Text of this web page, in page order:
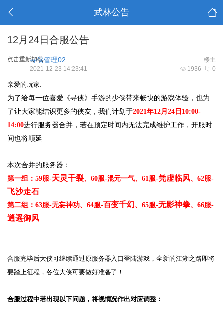
武林公告
12月24日合服公告
点击重新加载 楼主
寻侠管理02
1936 0
2021-12-23 14:23:41
亲爱的玩家:
为了给每一位喜爱《寻侠》手游的少侠带来畅快的游戏体验，也为
了让大家能结识更多的侠友，我们计划于2021年12月24日10:00-
14:00进行服务器合并，若在预定时间内无法完成维护工作，开服时
间也将顺延
本次合并的服务器：
第一组：59服-天灵千裂、60服-混元一气、61服-凭虚临风、62服-
飞沙走石
第二组：63服-无妄神功、64服-百变千幻、65服-无影神拳、66服-
逍遥御风
合服完毕后大侠可继续通过原服务器入口登陆游戏，全新的江湖之路即将
要踏上征程，各位大侠可要做好准备了！
合服过程中若出现以下问题，将视情况作出对应调整：